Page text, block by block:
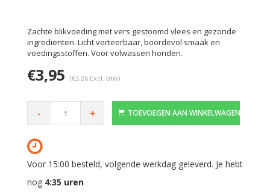
Zachte blikvoeding met vers gestoomd vlees en gezonde
ingrediënten. Licht verteerbaar, boordevol smaak en
voedingsstoffen. Voor volwassen honden.
€3,95 (€3,26 Excl. btw)
- + TOEVOEGEN AAN WINKELWAGEN
Voor 15:00 besteld, volgende werkdag geleverd. Je hebt
nog 4:35 uren